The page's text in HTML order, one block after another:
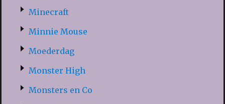
Minecraft
Minnie Mouse
Moederdag
Monster High
Monsters en Co